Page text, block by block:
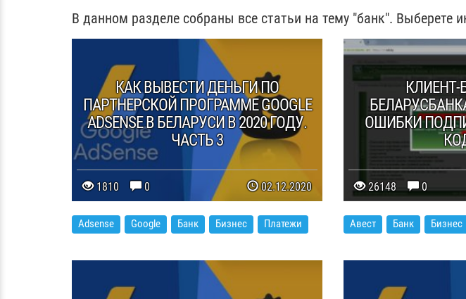
В данном разделе собраны все статьи на тему "банк". Выберете
КАК ВЫВЕСТИ ДЕНЬГИ ПО
ПАРТНЕРСКОЙ ПРОГРАММЕ GOOGLE
ADSENSE В БЕЛАРУСИ В 2020 ГОДУ.
ЧАСТЬ 3
1810 0 02.12.2020
Adsense Google Банк Бизнес Платежи
КЛИЕНТ-
ОШИБКИ
26148 0
Авест Банк Бизнес